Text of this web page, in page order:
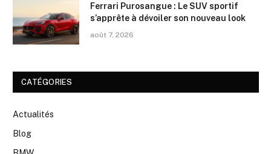
Ferrari Purosangue : Le SUV sportif
s’apprête à dévoiler son nouveau look
août 7, 2026
CATÉGORIES
Actualités
Blog